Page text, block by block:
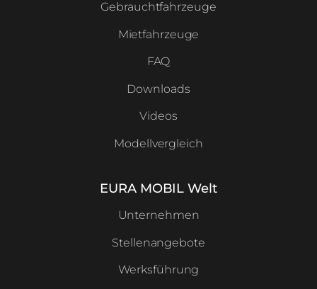
Gebrauchtfahrzeuge
Mietfahrzeuge
FAQ
Downloads
Videos
Modellvergleich
EURA MOBIL Welt
Unternehmen
Stellenangebote
Werksführung